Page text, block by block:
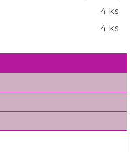
4 ks
4 ks